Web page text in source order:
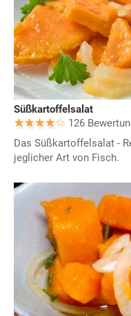
Süßkartoffelsalat
126
Das Süßkartoffelsalat -
jeglicher Art von Fisch.